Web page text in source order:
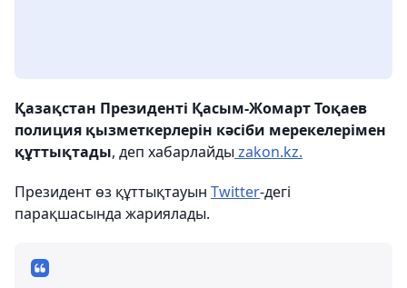
Қазақстан Президенті Қасым-Жомарт Тоқаев
полиция қызметкерлерін кәсіби мерекелерімен
құттықтады, деп хабарлайды zakon.kz.
Президент өз құттықтауын Twitter-дегі
парақшасында жариялады.